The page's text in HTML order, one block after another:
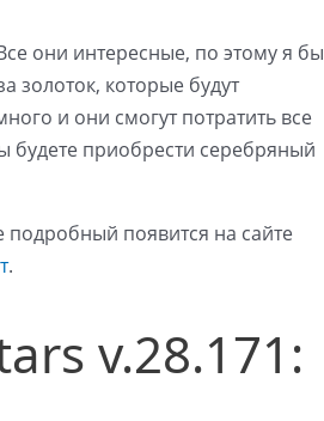
они интересные, по этому я бы
золоток, которые будут
и они смогут потратить все
будете приобрести серебряный
появится на сайте
.
v.28.171: